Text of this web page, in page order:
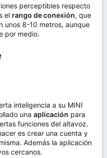
perceptibles respecto
el rango de conexión, que
unos 8-10 metros, aunque
por medio.
inteligencia a su MINI
una aplicación para
funciones del altavoz.
es crear una cuenta y
Además la aplicación
cercanos.